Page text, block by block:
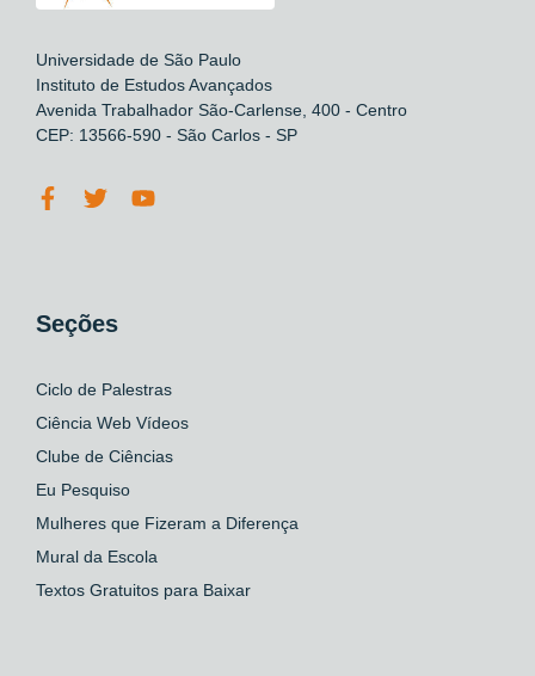
Universidade de São Paulo
Instituto de Estudos Avançados
Avenida Trabalhador São-Carlense, 400 - Centro
CEP: 13566-590 - São Carlos - SP
Seções
Ciclo de Palestras
Ciência Web Vídeos
Clube de Ciências
Eu Pesquiso
Mulheres que Fizeram a Diferença
Mural da Escola
Textos Gratuitos para Baixar